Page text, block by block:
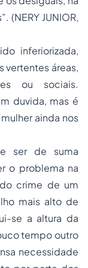
(NERY JUNIOR,
inferiorizada,
vertentes áreas,
ou sociais.
duvida, mas é
ainda nos
ser de suma
o problema na
crime de um
mais alto de
se a altura da
tempo outro
necessidade